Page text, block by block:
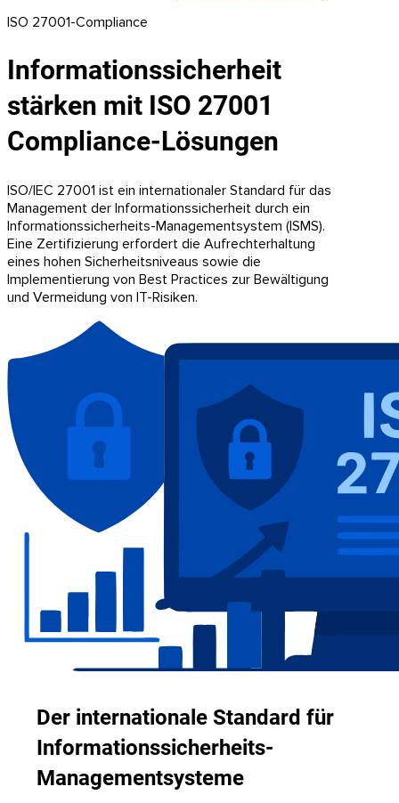
ISO 27001-Compliance
Informationssicherheit
stärken mit ISO 27001
Compliance-Lösungen
ISO/IEC 27001 ist ein internationaler Standard für das
Management der Informationssicherheit durch ein
Informationssicherheits-Managementsystem (ISMS).
Eine Zertifizierung erfordert die Aufrechterhaltung
eines hohen Sicherheitsniveaus sowie die
Implementierung von Best Practices zur Bewältigung
und Vermeidung von IT-Risiken.
Der internationale Standard für
Informationssicherheits-
Managementsysteme